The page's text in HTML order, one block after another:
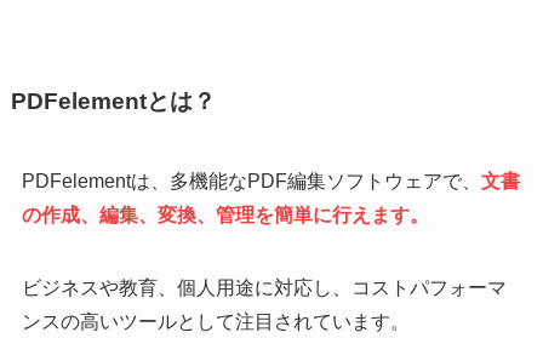
PDFelementとは？
PDFelementは、多機能なPDF編集ソフトウェアで、 文書
の作成、編集、変換、管理を簡単に行えます。
ビジネスや教育、個人用途に対応し、コストパフォーマ
ンスの高いツールとして注目されています。